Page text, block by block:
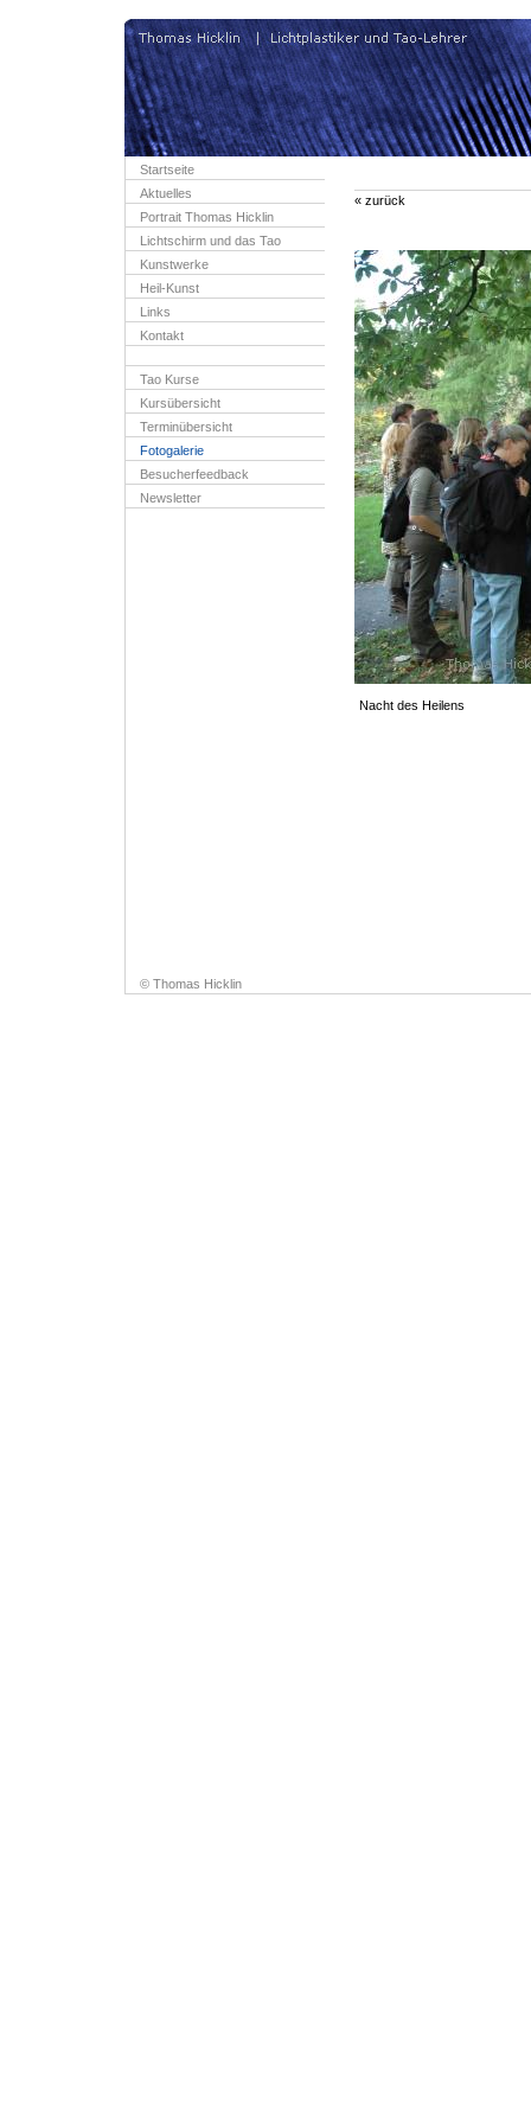
Startseite
Aktuelles
Portrait Thomas Hicklin
Lichtschirm und das Tao
Kunstwerke
Heil-Kunst
Links
Kontakt
Tao Kurse
Kursübersicht
Terminübersicht
Fotogalerie
Besucherfeedback
Newsletter
« zurück
Nacht des Heilens
© Thomas Hicklin